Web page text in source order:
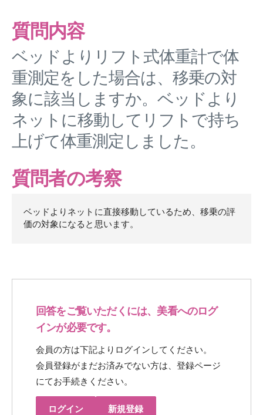
質問内容
ベッドよりリフト式体重計で体
重測定をした場合は、移乗の対
象に該当しますか。ベッドより
ネットに移動してリフトで持ち
上げて体重測定しました。
質問者の考察
ベッドよりネットに直接移動しているため、移乗の評
価の対象になると思います。
回答をご覧いただくには、美看へのログ
インが必要です。
会員の方は下記よりログインしてください。
会員登録がまだお済みでない方は、登録ページ
にてお手続きください。
ログイン 新規登録